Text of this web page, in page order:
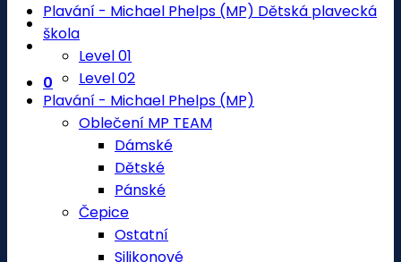
0
Plavání - Michael Phelps (MP) Dětská plavecká
škola
Level 01
Level 02
Plavání - Michael Phelps (MP)
Oblečení MP TEAM
Dámské
Dětské
Pánské
Čepice
Ostatní
Silikonové